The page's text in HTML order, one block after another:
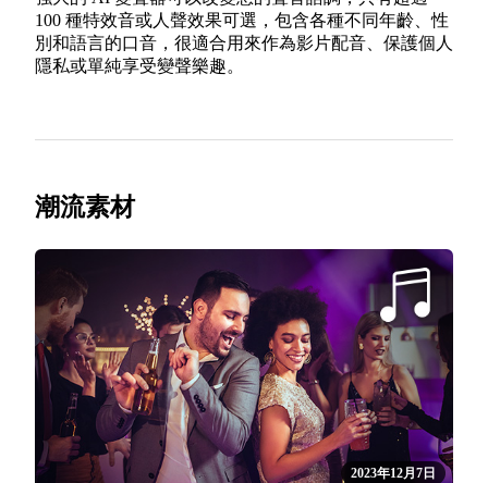
100 種特效音或人聲效果可選，包含各種不同年齡、性
別和語言的口音，很適合用來作為影片配音、保護個人
隱私或單純享受變聲樂趣。
潮流素材
2023年12月7日